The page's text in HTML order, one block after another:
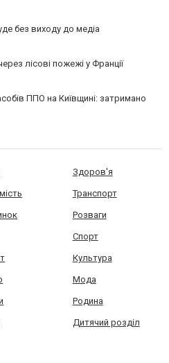
без виходу до медіа
лісові пожежі у Франції
ППО на Київщині: затримано
Здоров'я
Транспорт
Розваги
Спорт
Культура
Мода
Родина
Дитячий розділ